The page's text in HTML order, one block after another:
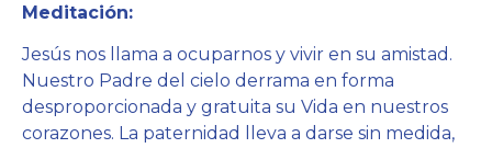
Meditación:
Jesús nos llama a ocuparnos y vivir en su amistad.
Nuestro Padre del cielo derrama en forma
desproporcionada y gratuita su Vida en nuestros
corazones. La paternidad lleva a darse sin medida,